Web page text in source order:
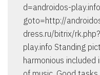
d=androidos-
goto=http://
dress.ru/bitrix/
play.info Standing
harmonious included